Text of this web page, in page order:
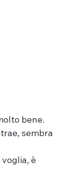
bene.
sembra
è